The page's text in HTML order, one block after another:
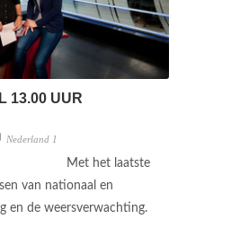
13.00 UUR
Nederland 1
Met het laatste
van nationaal en
en de weersverwachting.